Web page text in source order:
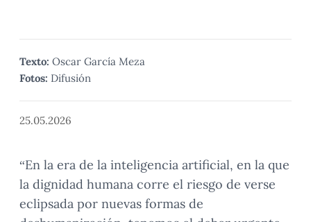
Texto: Oscar García Meza
Fotos: Difusión
25.05.2026
“En la era de la inteligencia artificial, en la que
la dignidad humana corre el riesgo de verse
eclipsada por nuevas formas de